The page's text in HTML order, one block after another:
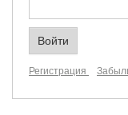
Регистрация